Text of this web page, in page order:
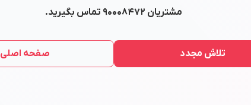
مشتریان ۹۰۰۰۸۴۷۲ تماس بگیرید.
تلاش مجدد صفحه اصلی